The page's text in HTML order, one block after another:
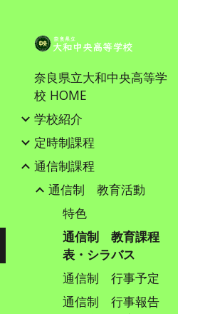
奈良県立大和中央高等学
校 HOME
学校紹介
定時制課程
通信制課程
通信制 教育活動
特色
通信制 教育課程
表・シラバス
通信制 行事予定
通信制 行事報告